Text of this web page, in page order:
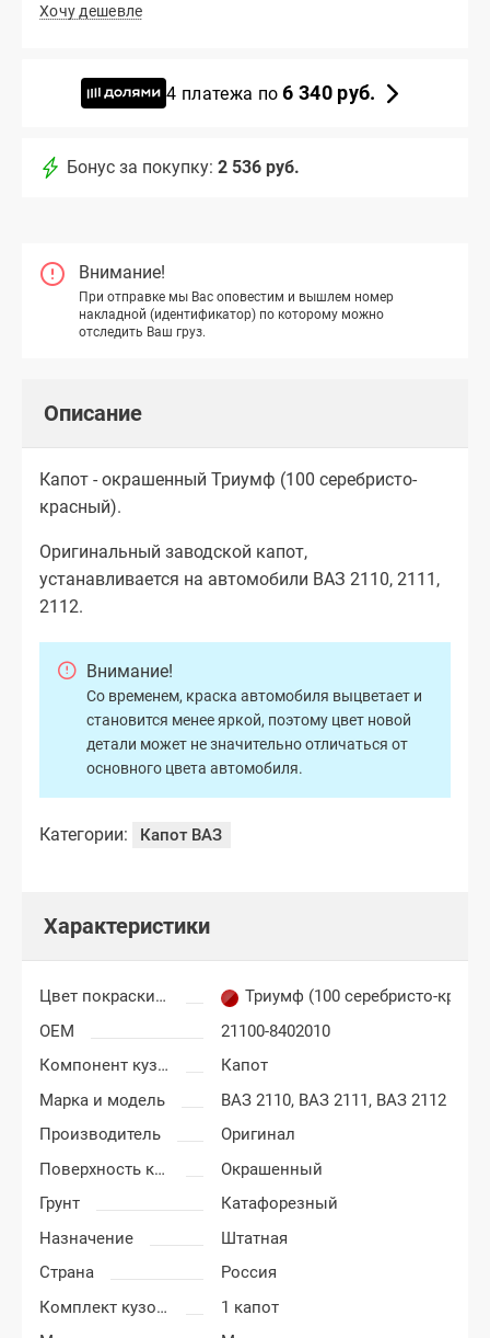
Хочу дешевле
4 платежа по6 340 руб.
Бонус за покупку: 2 536 руб.
Внимание!
При отправке мы Вас оповестим и вышлем номер
накладной (идентификатор) по которому можно
отследить Ваш груз.
Описание
Капот - окрашенный Триумф (100 серебристо-
красный).
Оригинальный заводской капот,
устанавливается на автомобили ВАЗ 2110, 2111,
2112.
Внимание!
Со временем, краска автомобиля выцветает и
становится менее яркой, поэтому цвет новой
детали может не значительно отличаться от
основного цвета автомобиля.
Категории: Капот ВАЗ
Характеристики
Цвет покраски ВАЗ 2110, 2111, 2112
Триумф (100 серебристо-
OEM
21100-8402010
Компонент кузова
Капот
Марка и модель
ВАЗ 2110, ВАЗ 2111, ВАЗ 2112
Производитель
Оригинал
Поверхность капота
Окрашенный
Грунт
Катафорезный
Назначение
Штатная
Страна
Россия
Комплект кузовных деталей
1 капот